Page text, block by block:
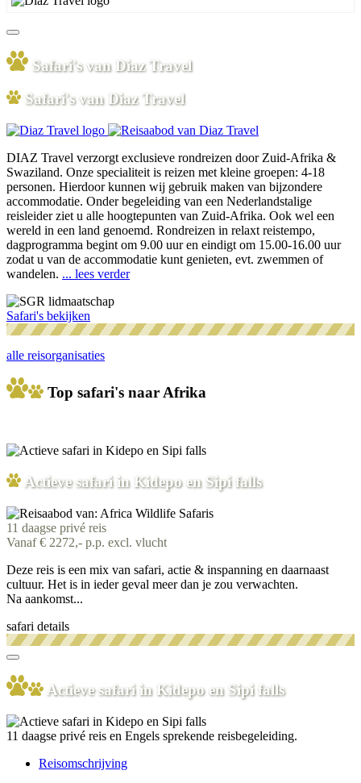
Safari's van Diaz Travel
Safari's van Diaz Travel
DIAZ Travel verzorgt exclusieve rondreizen door Zuid-Afrika &
Swaziland. Onze specialiteit is reizen met kleine groepen: 4-18
personen. Hierdoor kunnen wij gebruik maken van bijzondere
accommodatie. Onder begeleiding van een Nederlandstalige
reisleider ziet u alle hoogtepunten van Zuid-Afrika. Ook wel een
wereld in een land genoemd. Rondreizen in relaxt reistempo,
dagprogramma begint om 9.00 uur en eindigt om 15.00-16.00 uur
zodat u van de accommodatie kunt genieten, evt. zwemmen of
wandelen. ... lees verder
Safari's bekijken
alle reisorganisaties
Top safari's naar Afrika
Actieve safari in Kidepo en Sipi falls
11 daagse privé reis
Vanaf € 2272,- p.p. excl. vlucht
Deze reis is een mix van safari, actie & inspanning en daarnaast
cultuur. Het is in ieder geval meer dan je zou verwachten.
Na aankomst...
safari details
Actieve safari in Kidepo en Sipi falls
11 daagse privé reis en Engels sprekende reisbegeleiding.
Reisomschrijving